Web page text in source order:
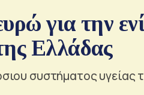
για την
Ελλάδας
συστήματος υγείας